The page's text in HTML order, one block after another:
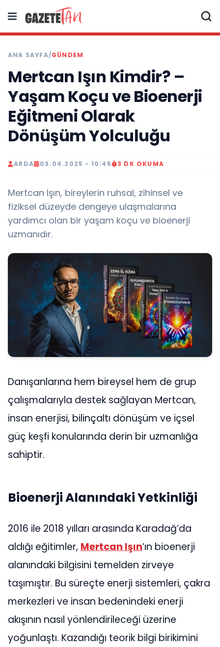
ANA SAYFA/GÜNDEM
Mertcan Işın Kimdir? –
Yaşam Koçu ve Bioenerji
Eğitmeni Olarak
Dönüşüm Yolculuğu
ARDA 03.04.2025 - 10:45 3 DK OKUMA
Mertcan Işın, bireylerin ruhsal, zihinsel ve
fiziksel düzeyde dengeye ulaşmalarına
yardımcı olan bir yaşam koçu ve bioenerji
uzmanıdır.
Danışanlarına hem bireysel hem de grup
çalışmalarıyla destek sağlayan Mertcan,
insan enerjisi, bilinçaltı dönüşüm ve içsel
güç keşfi konularında derin bir uzmanlığa
sahiptir.
Bioenerji Alanındaki Yetkinliği
2016 ile 2018 yılları arasında Karadağ’da
aldığı eğitimler, Mertcan Işın’ın bioenerji
alanındaki bilgisini temelden zirveye
taşımıştır. Bu süreçte enerji sistemleri, çakra
merkezleri ve insan bedenindeki enerji
akışının nasıl yönlendirileceği üzerine
yoğunlaştı. Kazandığı teorik bilgi birikimini